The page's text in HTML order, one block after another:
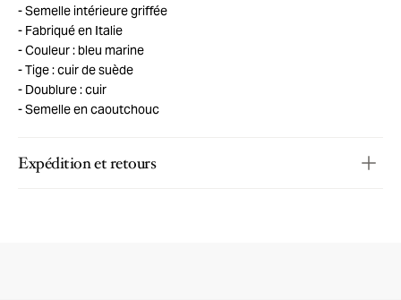
Semelle intérieure griffée
Fabriqué en Italie
Couleur : bleu marine
Tige : cuir de suède
Doublure : cuir
Semelle en caoutchouc
Expédition et retours